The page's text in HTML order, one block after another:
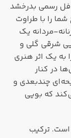
رسمی بدرخشد
را با طراوت
مردانه یک
شرقی گلی و
یک اثر هنری
در کنار
چندبعدی و
که بویی
است. ترکیب